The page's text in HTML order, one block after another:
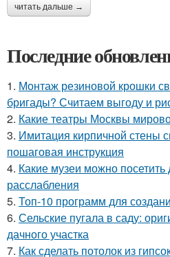
читать дальше →
Последние
1. Монтаж резиновой крошки
бригады? Считаем выгоду и
2. Какие театры Москвы
3. Имитация кирпичной стены
пошаговая инструкция
4. Какие музеи можно посетить
расслабления
5. Топ-10 программ для
6. Сельские пугала в саду:
дачного участка
7. Как сделать потолок из